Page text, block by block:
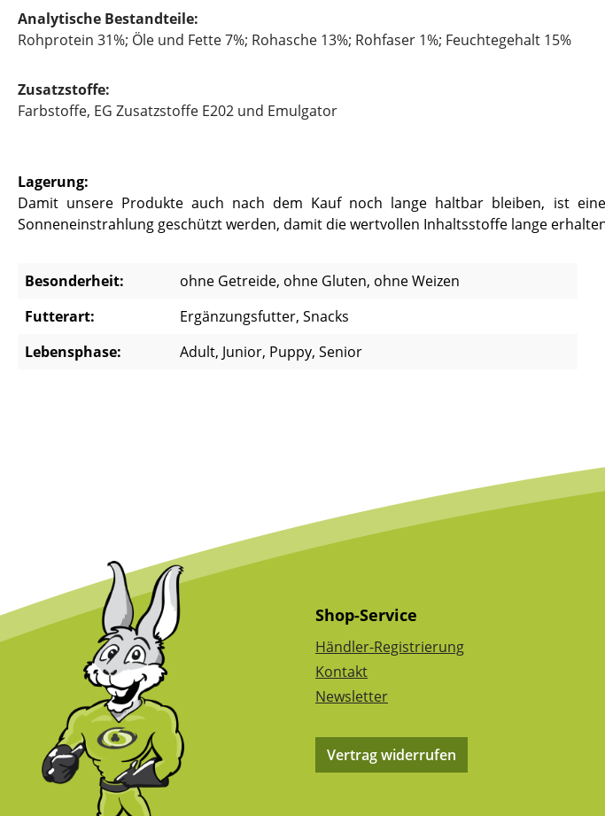
Analytische Bestandteile:
Rohprotein 31%; Öle und Fette 7%; Rohasche 13%; Rohfaser 1%; Feuchtegehalt 15%
Zusatzstoffe:
Farbstoffe, EG Zusatzstoffe E202 und Emulgator
Lagerung:
Damit unsere Produkte auch nach dem Kauf noch lange haltbar bleiben, ist
Sonneneinstrahlung geschützt werden, damit die wertvollen Inhaltsstoffe lange
Besonderheit:
ohne Getreide, ohne Gluten, ohne Weizen
Futterart:
Ergänzungsfutter, Snacks
Lebensphase:
Adult, Junior, Puppy, Senior
Shop-Service
Händler-Registrierung
Kontakt
Newsletter
Vertrag widerrufen